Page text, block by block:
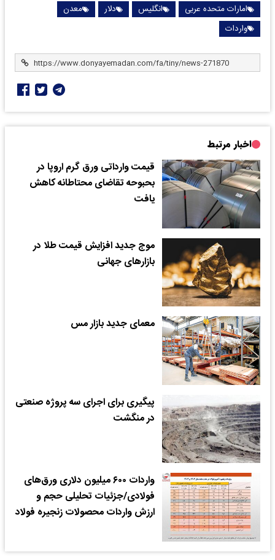
امارات متحده عربی انگلیس دلار
معدن
واردات
اخبار مرتبط
قیمت وارداتی ورق گرم اروپا در
بحبوحه تقاضای محتاطانه کاهش
یافت
موج جدید افزایش قیمت طلا در
بازارهای جهانی
معمای جدید بازار مس
پیگیری برای اجرای سه پروژه صنعتی
در منگشت
واردات ۶۰۰ میلیون دلاری ور‌ق‌های
فولادی/جزئیات تحلیلی حجم و
ارزش واردات محصولات زنجیره فولاد